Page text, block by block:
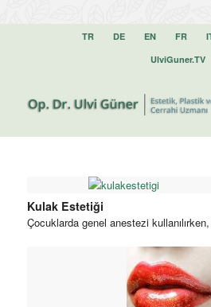
TR DE EN FR
UlviGuner.TV
Kulak Estetiği
Çocuklarda genel anestezi